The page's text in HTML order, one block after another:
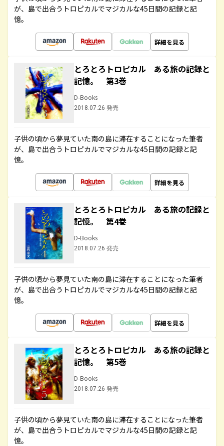
が、島で出合うトロピカルでマジカルな45日間の記録と記
憶。
詳細を見る
とろとろトロピカル ある旅の記録と
記憶。 第3巻
D-Books
2018.07.26 発売
子供の頃から夢見ていた南の島に滞在することになった筆者
が、島で出合うトロピカルでマジカルな45日間の記録と記
憶。
詳細を見る
とろとろトロピカル ある旅の記録と
記憶。 第4巻
D-Books
2018.07.26 発売
子供の頃から夢見ていた南の島に滞在することになった筆者
が、島で出合うトロピカルでマジカルな45日間の記録と記
憶。
詳細を見る
とろとろトロピカル ある旅の記録と
記憶。 第5巻
D-Books
2018.07.26 発売
子供の頃から夢見ていた南の島に滞在することになった筆者
が、島で出合うトロピカルでマジカルな45日間の記録と記
憶。